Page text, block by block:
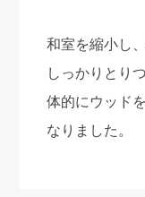
和室を縮小し
しっかりとり
体的にウッド
なりました。